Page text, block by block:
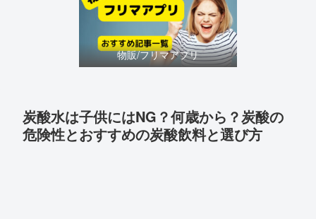
物販/フリマアプリ
炭酸水は子供にはNG？何歳から？炭酸の
危険性とおすすめの炭酸飲料と選び方